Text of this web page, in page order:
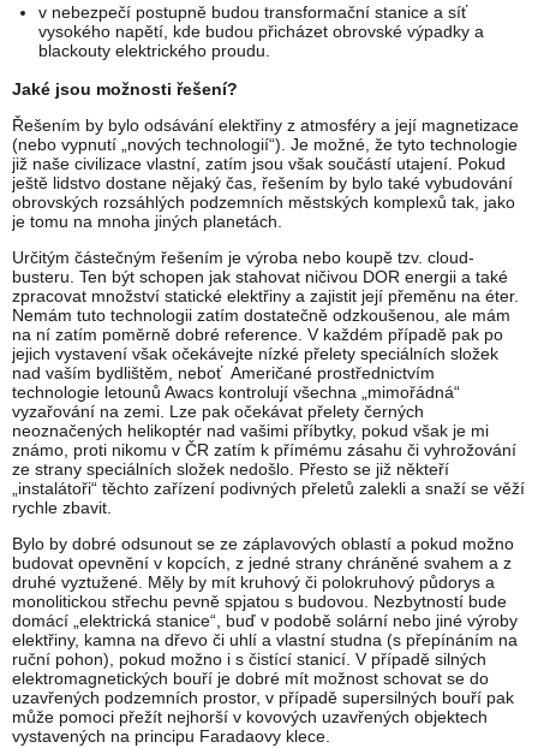
v nebezpečí postupně budou transformační stanice a síť
vysokého napětí, kde budou přicházet obrovské výpadky a
blackouty elektrického proudu.
Jaké jsou možnosti řešení?
Řešením by bylo odsávání elektřiny z atmosféry a její magnetizace
(nebo vypnutí „nových technologií“). Je možné, že tyto technologie
již naše civilizace vlastní, zatím jsou však součástí utajení. Pokud
ještě lidstvo dostane nějaký čas, řešením by bylo také vybudování
obrovských rozsáhlých podzemních městských komplexů tak, jako
je tomu na mnoha jiných planetách.
Určitým částečným řešením je výroba nebo koupě tzv. cloud-
busteru. Ten být schopen jak stahovat ničivou DOR energii a také
zpracovat množství statické elektřiny a zajistit její přeměnu na éter.
Nemám tuto technologii zatím dostatečně odzkoušenou, ale mám
na ní zatím poměrně dobré reference. V každém případě pak po
jejich vystavení však očekávejte nízké přelety speciálních složek
nad vaším bydlištěm, neboť Američané prostřednictvím
technologie letounů Awacs kontrolují všechna „mimořádná“
vyzařování na zemi. Lze pak očekávat přelety černých
neoznačených helikoptér nad vašimi příbytky, pokud však je mi
známo, proti nikomu v ČR zatím k přímému zásahu či vyhrožování
ze strany speciálních složek nedošlo. Přesto se již někteří
„instalátoři“ těchto zařízení podivných přeletů zalekli a snaží se věží
rychle zbavit.
Bylo by dobré odsunout se ze záplavových oblastí a pokud možno
budovat opevnění v kopcích, z jedné strany chráněné svahem a z
druhé vyztužené. Měly by mít kruhový či polokruhový půdorys a
monolitickou střechu pevně spjatou s budovou. Nezbytností bude
domácí „elektrická stanice“, buď v podobě solární nebo jiné výroby
elektřiny, kamna na dřevo či uhlí a vlastní studna (s přepínáním na
ruční pohon), pokud možno i s čistící stanicí. V případě silných
elektromagnetických bouří je dobré mít možnost schovat se do
uzavřených podzemních prostor, v případě supersilných bouří pak
může pomoci přežít nejhorší v kovových uzavřených objektech
vystavených na principu Faradaovy klece.